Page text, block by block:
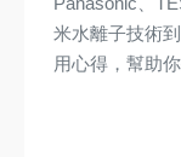
米水離子技術
用心得，幫助